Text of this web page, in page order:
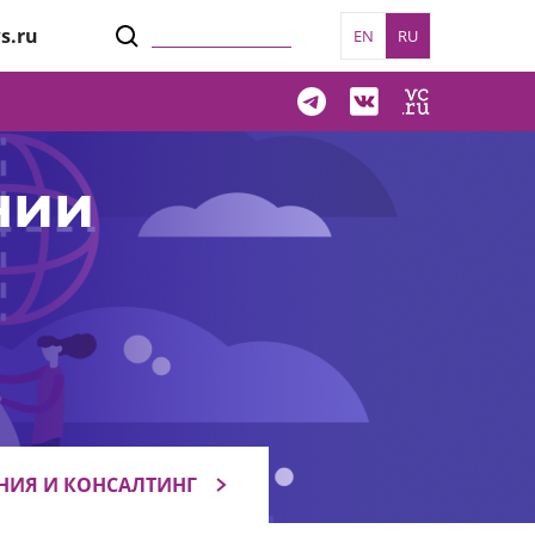
EN RU
И КОНСАЛТИНГ